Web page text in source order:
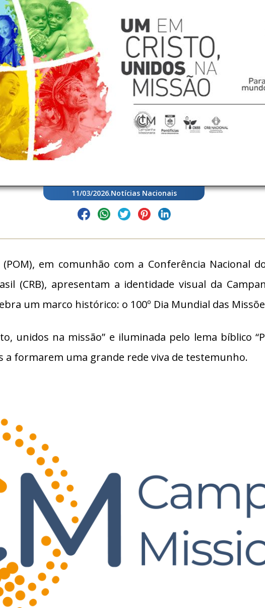
11/03/2026.Notícias Nacionais
em comunhão com a Conferência Nacional
(CRB), apresentam a identidade visual da
um marco histórico: o 100º Dia Mundial das
unidos na missão” e iluminada pelo lema bíblico
a formarem uma grande rede viva de testemunho.